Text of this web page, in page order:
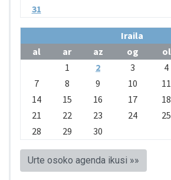
31
Iraila
al
ar az og ol
1
2 3 4
7
8 9 10 11
14
15 16 17 18
21
22 23 24 25
28
29 30
Urte osoko agenda ikusi »»